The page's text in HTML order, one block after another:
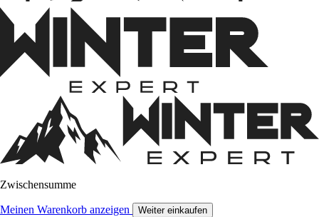
Zwischensumme
Meinen Warenkorb anzeigen Weiter einkaufen